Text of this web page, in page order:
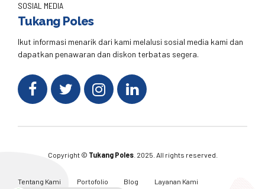
SOSIAL MEDIA
Tukang Poles
Ikut informasi menarik dari kami melalusi sosial media kami dan
dapatkan penawaran dan diskon terbatas segera.
Copyright © Tukang Poles. 2025. All rights reserved.
Tentang Kami Portofolio Blog Layanan Kami